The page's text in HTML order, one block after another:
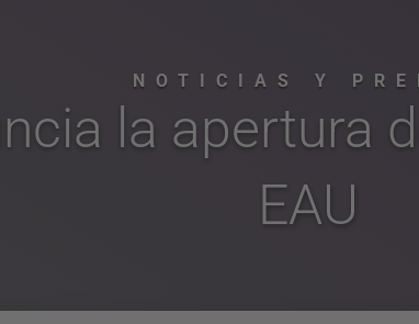
NOTICIAS Y
la apertura
EAU